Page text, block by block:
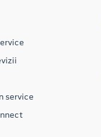
service